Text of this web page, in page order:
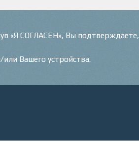
«Я СОГЛАСЕН», Вы подтверждаете,
Вашего устройства.